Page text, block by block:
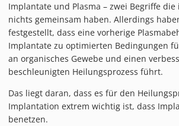
MEDIPLAS DRIVER
PIEZOBRUSH PZ3
PIEZOBRUSH PZ3-I
PIEZOBRUSH MODULE
PLASMABRUSH PB3 INTEGRATION
PLASMATOOL
Implantate und Plasma – zwei Begriffe
nichts gemeinsam haben. Allerdings
festgestellt, dass eine vorherige
Implantate zu optimierten Bedingungen
an organisches Gewebe und einen
beschleunigten Heilungsprozess führt.
Das liegt daran, dass es für den
Implantation extrem wichtig ist, dass
benetzen.